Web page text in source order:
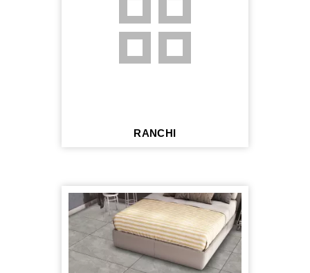
grid_view
RANCHI